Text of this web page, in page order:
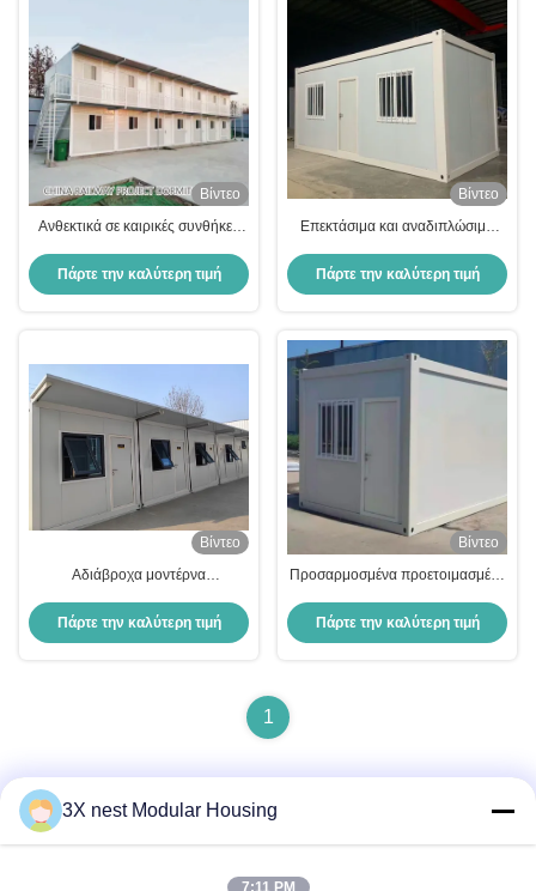
Βίντεο
Ανθεκτικά σε καιρικές συνθήκες
διαμορφωμένα σπίτια Δυνατά
αναδιπλούμενα πλοία
Πάρτε την καλύτερη τιμή
Βίντεο
Επεκτάσιμα και αναδιπλώσιμα
Πάρτε την καλύτερη τιμή
Βίντεο
Αδιάβροχα μοντέρνα
Πάρτε την καλύτερη τιμή
Βίντεο
Προσαρμοσμένα προετοιμασμένα
αναδιπλούμενα δοχεία
ηχομόνωση
Πάρτε την καλύτερη τιμή
1
3X nest Modular Housing
7:11 PM